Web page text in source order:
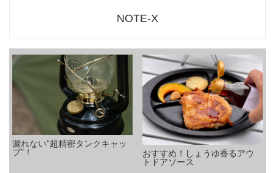
NOTE-X
漏れない”超精密タンクキャッ
プ”！
おすすめ！しょうゆ香るアウ
トドアソース